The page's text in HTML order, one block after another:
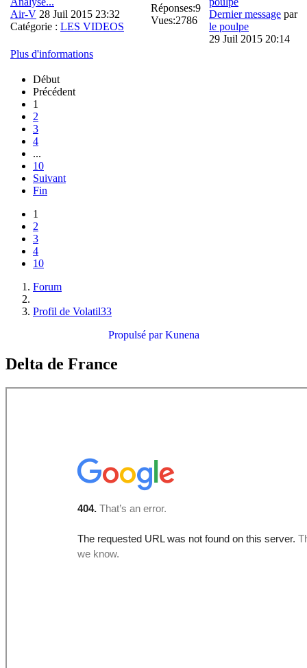
Plus d'informations
Air-V 28 Juil 2015 23:32
Catégorie : LES VIDEOS
Réponses:9
Vues:2786
Dernier message par
le poulpe
29 Juil 2015 20:14
Début
Précédent
1
2
3
4
...
10
Suivant
Fin
1
2
3
4
10
Forum
Profil de Volatil33
Propulsé parKunena
Delta de France